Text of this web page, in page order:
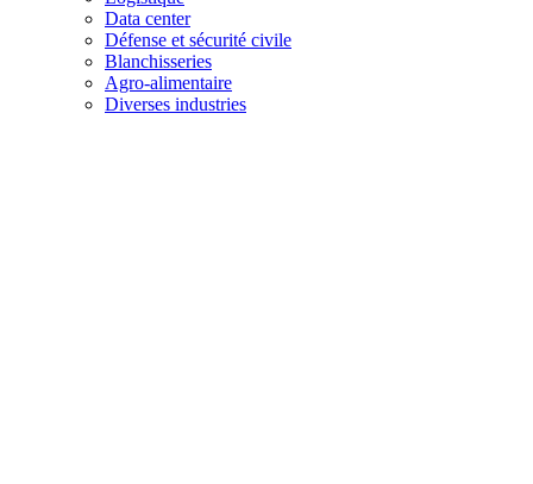
Data center
Défense et sécurité civile
Blanchisseries
Agro-alimentaire
Diverses industries